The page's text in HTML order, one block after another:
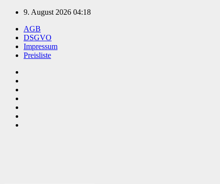
Zum
springen
9. August 2026 04:18
AGB
DSGVO
Impressum
Preisliste